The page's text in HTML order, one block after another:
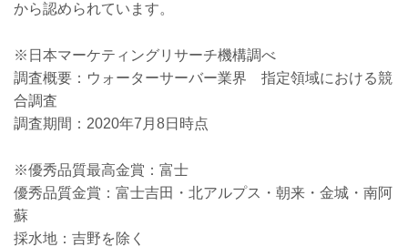
から認められています。
※日本マーケティングリサーチ機構調べ
調査概要：ウォーターサーバー業界 指定領域における競
合調査
調査期間：2020年7月8日時点
※優秀品質最高金賞：富士
優秀品質金賞：富士吉田・北アルプス・朝来・金城・南阿
蘇
採水地：吉野を除く